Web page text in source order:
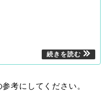
考にしてください。